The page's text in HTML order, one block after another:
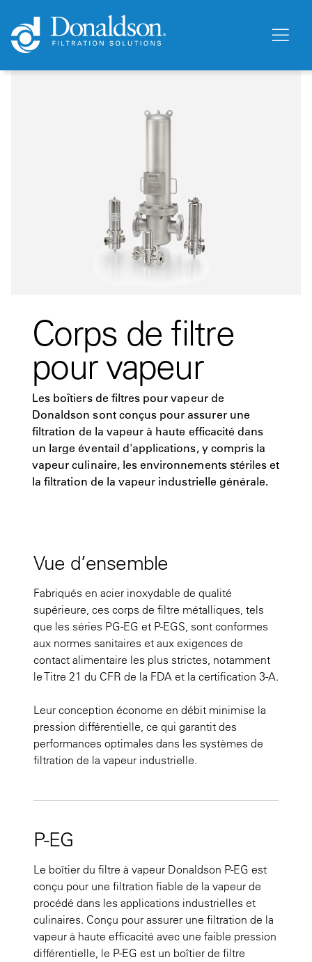
Corps de filtre
pour vapeur
Les boîtiers de filtres pour vapeur de
Donaldson sont conçus pour assurer une
filtration de la vapeur à haute efficacité dans
un large éventail d'applications, y compris la
vapeur culinaire, les environnements stériles et
la filtration de la vapeur industrielle générale.
Vue d’ensemble
Fabriqués en acier inoxydable de qualité
supérieure, ces corps de filtre métalliques, tels
que les séries PG-EG et P-EGS, sont conformes
aux normes sanitaires et aux exigences de
contact alimentaire les plus strictes, notamment
le Titre 21 du CFR de la FDA et la certification 3-A.
Leur conception économe en débit minimise la
pression différentielle, ce qui garantit des
performances optimales dans les systèmes de
filtration de la vapeur industrielle.
P-EG
Le boîtier du filtre à vapeur Donaldson P-EG est
conçu pour une filtration fiable de la vapeur de
procédé dans les applications industrielles et
culinaires. Conçu pour assurer une filtration de la
vapeur à haute efficacité avec une faible pression
différentielle, le P-EG est un boîtier de filtre